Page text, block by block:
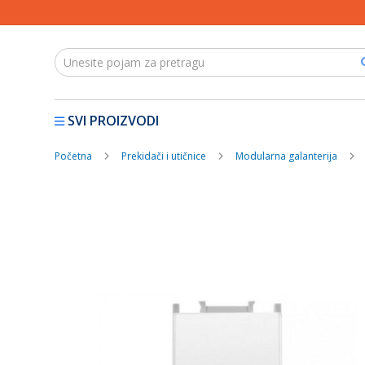
SVI PROIZVODI
Početna Prekidači i utičnice Modularna galanterija